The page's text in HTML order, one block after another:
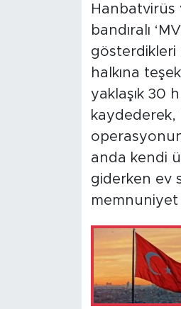
Hanbatvirüs
bandıralı
gösterdikleri
halkına
yaklaşık 30
kaydederek,
anda kendi
giderken ev
memnuniyet